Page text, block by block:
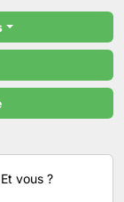
vous ?